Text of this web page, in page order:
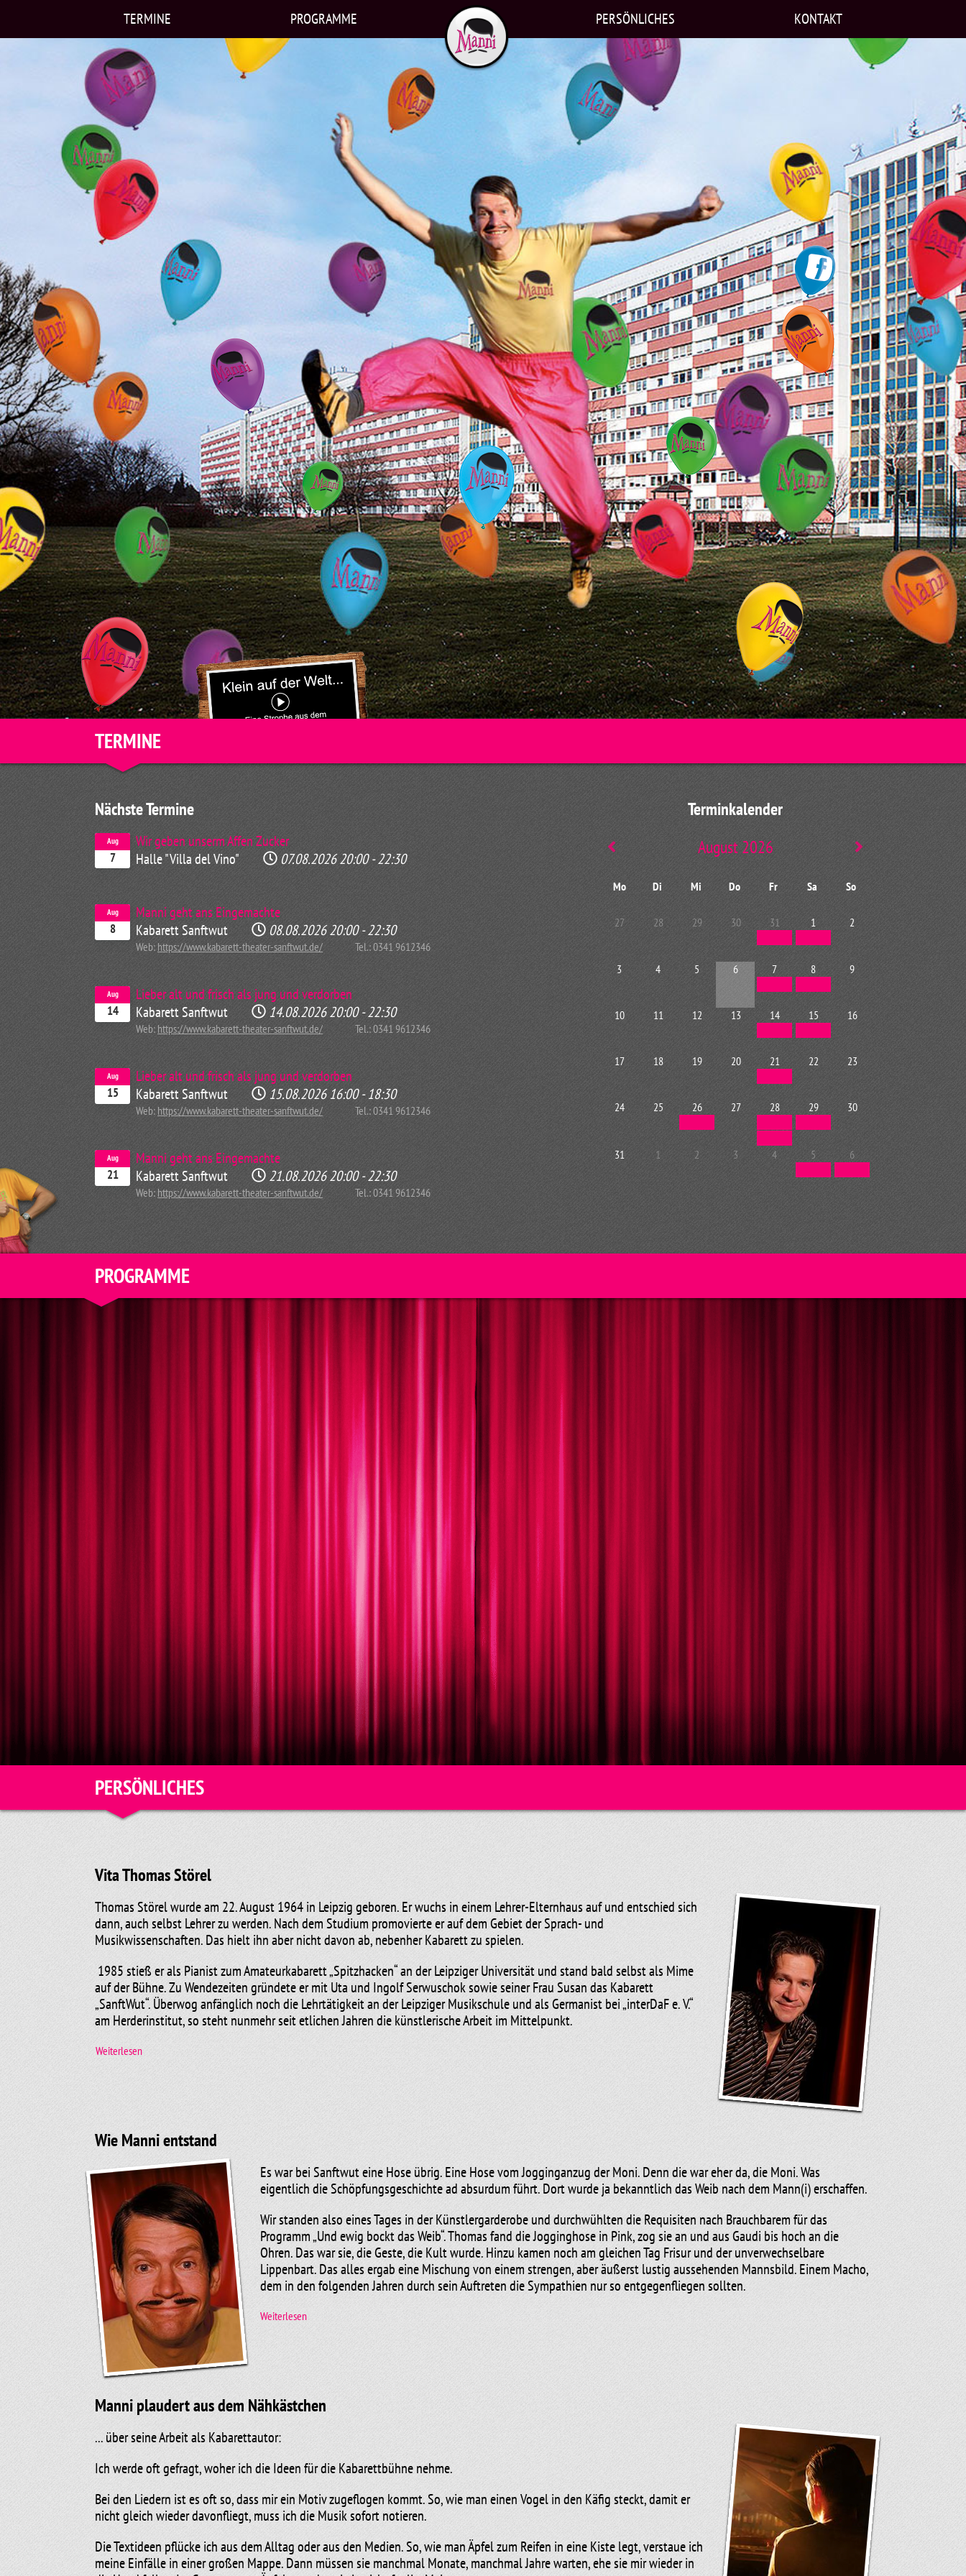
TERMINE PROGRAMME PERSÖNLICHES KONTAKT
TERMINE
Nächste Termine
7
Aug
Wir geben unserm Affen Zucker
Halle "Villa del Vino"
07.08.202620:00 -22:30
8
Aug
Manni geht ans Eingemachte
Kabarett Sanftwut
08.08.202620:00 -22:30
Web: https://www.kabarett-theater-sanftwut.de/ Tel.: 0341 9612346
14
Aug
Lieber alt und frisch als jung und verdorben
Kabarett Sanftwut
14.08.202620:00 -22:30
Web:https://www.kabarett-theater-sanftwut.de/ Tel.: 0341 9612346
15
Aug
Lieber alt und frisch als jung und verdorben
Kabarett Sanftwut
15.08.2026 16:00 - 18:30
Web: https://www.kabarett-theater-sanftwut.de/ Tel.: 0341 9612346
21
Aug
Manni geht ans Eingemachte
Kabarett Sanftwut
21.08.202620:00 -22:30
Web:https://www.kabarett-theater-sanftwut.de/ Tel.: 0341 9612346
Terminkalender
August 2026
Mo Di Mi Do Fr Sa So
27 28 29 30 31 1 2
3 4 5 6 7 8 9
10 11 12 13 14 15 16
17 18 19 20 21 22 23
24 25 26 27 28 29 30
31 1 2 3 4 5 6
PROGRAMME
PERSÖNLICHES
Vita Thomas Störel
Thomas Störel wurde am 22. August 1964 in Leipzig geboren. Er wuchs in einem Lehrer-Elternhaus auf und entschied sich
dann, auch selbst Lehrer zu werden. Nach dem Studium promovierte er auf dem Gebiet der Sprach- und
Musikwissenschaften. Das hielt ihn aber nicht davon ab, nebenher Kabarett zu spielen.
1985 stieß er als Pianist zum Amateurkabarett „Spitzhacken“ an der Leipziger Universität und stand bald selbst als Mime
auf der Bühne. Zu Wendezeiten gründete er mit Uta und Ingolf Serwuschok sowie seiner Frau Susan das Kabarett
„SanftWut“. Überwog anfänglich noch die Lehrtätigkeit an der Leipziger Musikschule und als Germanist bei „interDaF e. V.“
am Herderinstitut, so steht nunmehr seit etlichen Jahren die künstlerische Arbeit im Mittelpunkt.
Weiterlesen
Orgelunterricht auch eine grundlegende Unterweisung in Komposition und Arrangement.
Thomas Störel ist seit 1986 glücklich verheiratet und hat drei Kinder. Neben Beruf und Familie hat er noch ein drittes
Hobby - den Sport. Er läuft Marathon, schwimmt und fährt gern Rad. So hält er sich fit für die ungefähr 250 Auftritte im
Jahr.
Wie Manni entstand
Es war bei Sanftwut eine Hose übrig. Eine Hose vom Jogginganzug der Moni. Denn die war eher da, die Moni. Was
eigentlich die Schöpfungsgeschichte ad absurdum führt. Dort wurde ja bekanntlich das Weib nach dem Mann(i) erschaffen.
Wir standen also eines Tages in der Künstlergarderobe und durchwühlten die Requisiten nach Brauchbarem für das
Programm „Und ewig bockt das Weib“. Thomas fand die Jogginghose in Pink, zog sie an und aus Gaudi bis hoch an die
Ohren. Das war sie, die Geste, die Kult wurde. Hinzu kamen noch am gleichen Tag Frisur und der unverwechselbare
Lippenbart. Das alles ergab eine Mischung von einem strengen, aber äußerst lustig aussehenden Mannsbild. Einem Macho,
dem in den folgenden Jahren durch sein Auftreten die Sympathien nur so entgegenfliegen sollten.
Weiterlesen
Stehgreif heraus zum Sprechen gebracht.
Er ist mit den Jahren regelrecht gewachsen. Und die Hosen wachsen mit. Inzwischen in ganz vielen Farben. Denn im Laufe
der Zeit wurde Manni vom Publikum mit diesen speziellen Jogginghosen reich beschenkt. So liegen jetzt im Regal der
Künstlergarderobe türkisfarbene, graue, weiße und bunte Exemplare. Diese Großzügigkeit des Publikums hat mit der
Beliebtheit der Figur zu tun und ihrer volkstümlichen Ausstrahlung.
Manni plaudert aus dem Nähkästchen
... über seine Arbeit als Kabarettautor:
Ich werde oft gefragt, woher ich die Ideen für die Kabarettbühne nehme.
Bei den Liedern ist es oft so, dass mir ein Motiv zugeflogen kommt. So, wie man einen Vogel in den Käfig steckt, damit er
nicht gleich wieder davonfliegt, muss ich die Musik sofort notieren.
Die Textideen pflücke ich aus dem Alltag oder aus den Medien. So, wie man Äpfel zum Reifen in eine Kiste legt, verstaue ich
meine Einfälle in einer großen Mappe. Dann müssen sie manchmal Monate, manchmal Jahre warten, ehe sie mir wieder in